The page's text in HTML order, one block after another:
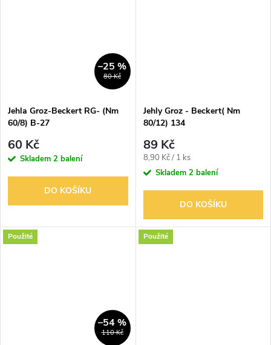
80 Kč
–25 %
Jehla Groz-Beckert RG- (Nm
60/8) B-27
60 Kč
Skladem 2 balení
DO KOŠÍKU
Jehly Groz - Beckert( Nm
80/12) 134
89 Kč
Měrná
cena:
8,90 Kč / 1 ks
Skladem 2 balení
DO KOŠÍKU
Použité
110 Kč
–54 %
Použité